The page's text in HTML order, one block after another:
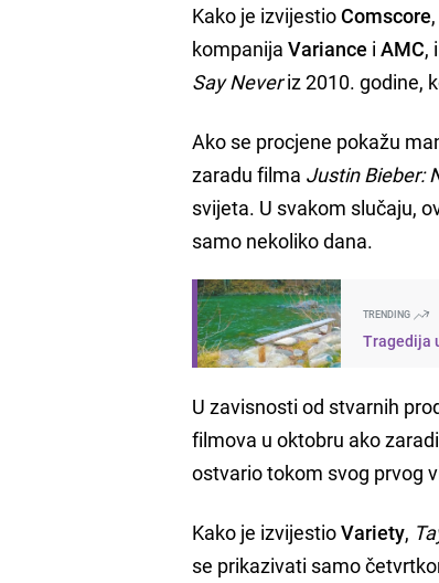
Kako je izvijestioComscore,
kompanijaVariance iAMC,
Say Neveriz 2010. godine,
Ako se procjene pokažu
zaradu filma Justin Bieber:
svijeta. U svakom slučaju,
samo nekoliko dana.
TRENDING
Tragedija
U zavisnosti od stvarnih
filmova u oktobru ako
ostvario tokom svog prvog
Kako je izvijestioVariety,
se prikazivati samo